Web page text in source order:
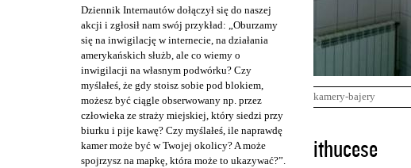
Dziennik Internautów dołączył się do naszej
akcji i zgłosił nam swój przykład: „Oburzamy
się na inwigilację w internecie, na działania
amerykańskich służb, ale co wiemy o
inwigilacji na własnym podwórku? Czy
myślałeś, że gdy stoisz sobie pod blokiem,
możesz być ciągle obserwowany np. przez
człowieka ze straży miejskiej, który siedzi przy
biurku i pije kawę? Czy myślałeś, ile naprawdę
kamer może być w Twojej okolicy? A może
spojrzysz na mapkę, która może to ukazywać?”.
kamery-bajery
K
o
ithucese